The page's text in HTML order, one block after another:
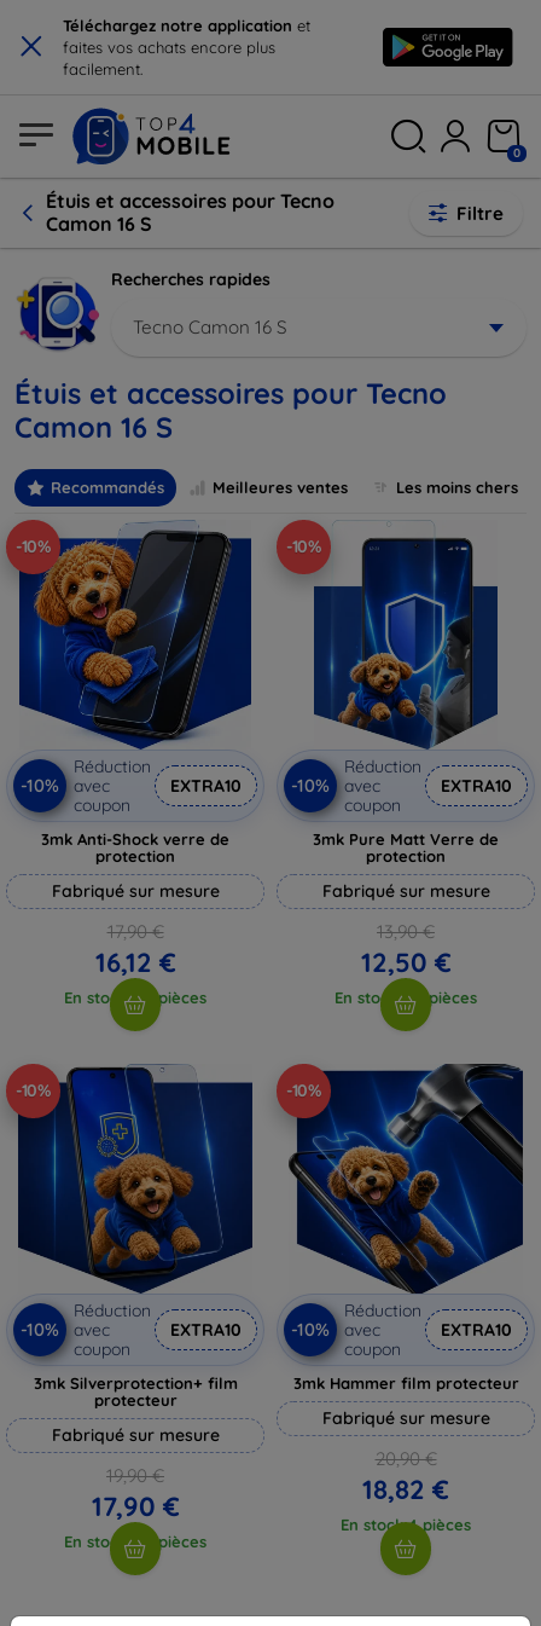
× Téléchargez notre application et
faites vos achats encore plus
facilement.
0
Étuis et accessoires pour Tecno
Camon 16 S
Filtre
Recherches rapides
Tecno Camon 16 S
Étuis et accessoires pour Tecno
Camon 16 S
Recommandés Meilleures ventes Les moins chers
-10%
-10%
Réduction
avec
coupon
EXTRA10
3mk Anti-Shock verre de
protection
Fabriqué sur mesure
17,90 €
16,12 €
En stock > 5 pièces
-10%
-10%
Réduction
avec
coupon
EXTRA10
3mk Pure Matt Verre de
protection
Fabriqué sur mesure
13,90 €
12,50 €
En stock > 5 pièces
-10%
-10%
Réduction
avec
coupon
EXTRA10
3mk Silverprotection+ film
protecteur
Fabriqué sur mesure
19,90 €
17,90 €
En stock > 5 pièces
-10%
-10%
Réduction
avec
coupon
EXTRA10
3mk Hammer film protecteur
Fabriqué sur mesure
20,90 €
18,82 €
En stock 4 pièces